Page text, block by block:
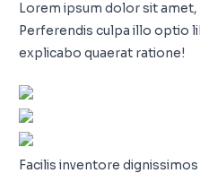
Lorem ipsum dolor sit
Perferendis culpa illo optio
explicabo quaerat ratione!
Facilis inventore